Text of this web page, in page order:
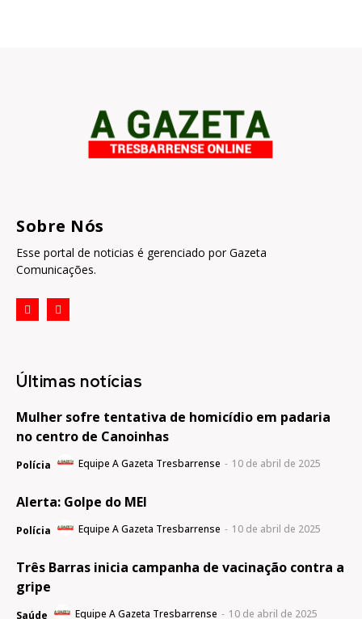
Sobre Nós
Esse portal de noticias é gerenciado por Gazeta
Comunicações.
Últimas notícias
Mulher sofre tentativa de homicídio em padaria
no centro de Canoinhas
Polícia Equipe A Gazeta Tresbarrense - 10 de abril de 2025
Alerta: Golpe do MEI
Polícia Equipe A Gazeta Tresbarrense - 10 de abril de 2025
Três Barras inicia campanha de vacinação contra a
gripe
Saúde Equipe A Gazeta Tresbarrense - 10 de abril de 2025